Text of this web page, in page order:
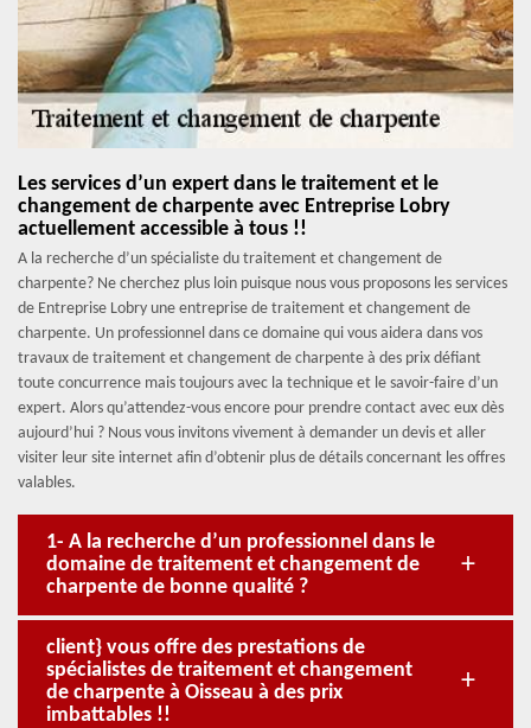
Les services d’un expert dans le traitement et le
changement de charpente avec Entreprise Lobry
actuellement accessible à tous !!
A la recherche d’un spécialiste du traitement et changement de
charpente? Ne cherchez plus loin puisque nous vous proposons les services
de Entreprise Lobry une entreprise de traitement et changement de
charpente. Un professionnel dans ce domaine qui vous aidera dans vos
travaux de traitement et changement de charpente à des prix défiant
toute concurrence mais toujours avec la technique et le savoir-faire d’un
expert. Alors qu’attendez-vous encore pour prendre contact avec eux dès
aujourd’hui ? Nous vous invitons vivement à demander un devis et aller
visiter leur site internet afin d’obtenir plus de détails concernant les offres
valables.
1- A la recherche d’un professionnel dans le
domaine de traitement et changement de
charpente de bonne qualité ?
client} vous offre des prestations de
spécialistes de traitement et changement
de charpente à Oisseau à des prix
imbattables !!